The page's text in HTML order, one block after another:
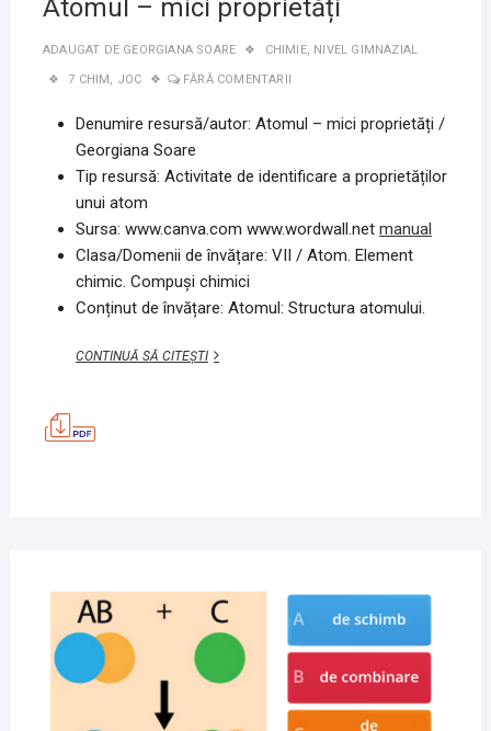
Atomul – mici proprietăți
ADAUGAT DE GEORGIANA SOARE CHIMIE, NIVEL GIMNAZIAL
7 CHIM, JOC FĂRĂ COMENTARII
Denumire resursă/autor: Atomul – mici proprietăți /
Georgiana Soare
Tip resursă: Activitate de identificare a proprietăților
unui atom
Sursa: www.canva.com www.wordwall.net manual
Clasa/Domenii de învățare: VII / Atom. Element
chimic. Compuși chimici
Conținut de învățare: Atomul: Structura atomului.
CONTINUĂ SĂ CITEȘTIATOMUL